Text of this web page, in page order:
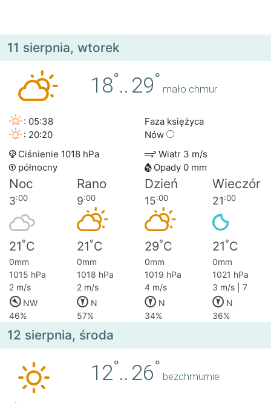
11 sierpnia, wtorek
18°.. 29°
mało chmur
: 05:38
: 20:20
Faza księżyca
Nów
Ciśnienie 1018 hPa
Wiatr 3 m/s
północny
Opady 0 mm
Noc Rano Dzień Wieczór
3:00 9:00 15:00 21:00
21°C 21°C 29°C 21°C
0mm 0mm 0mm
0mm
1015 hPa
1018 hPa 1019 hPa
1021 hPa
2 m/s
2 m/s 4 m/s
3 m/s | 7
NW
N N
N
46%
57% 34% 36%
12 sierpnia, środa
12°.. 26°
bezchmurnie